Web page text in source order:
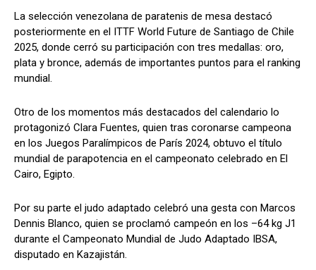
La selección venezolana de paratenis de mesa destacó
posteriormente en el ITTF World Future de Santiago de Chile
2025, donde cerró su participación con tres medallas: oro,
plata y bronce, además de importantes puntos para el ranking
mundial.
Otro de los momentos más destacados del calendario lo
protagonizó Clara Fuentes, quien tras coronarse campeona
en los Juegos Paralímpicos de París 2024, obtuvo el título
mundial de parapotencia en el campeonato celebrado en El
Cairo, Egipto.
Por su parte el judo adaptado celebró una gesta con Marcos
Dennis Blanco, quien se proclamó campeón en los –64 kg J1
durante el Campeonato Mundial de Judo Adaptado IBSA,
disputado en Kazajistán.